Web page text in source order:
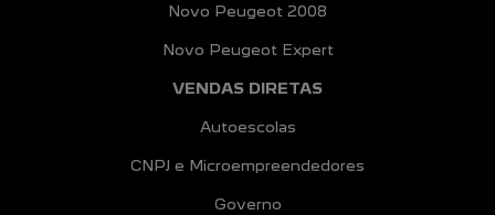
Novo Peugeot 2008
Novo Peugeot Expert
VENDAS DIRETAS
Autoescolas
CNPJ e Microempreendedores
Governo